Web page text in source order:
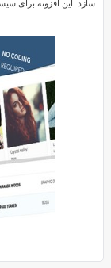
سازد. این افزونه برای